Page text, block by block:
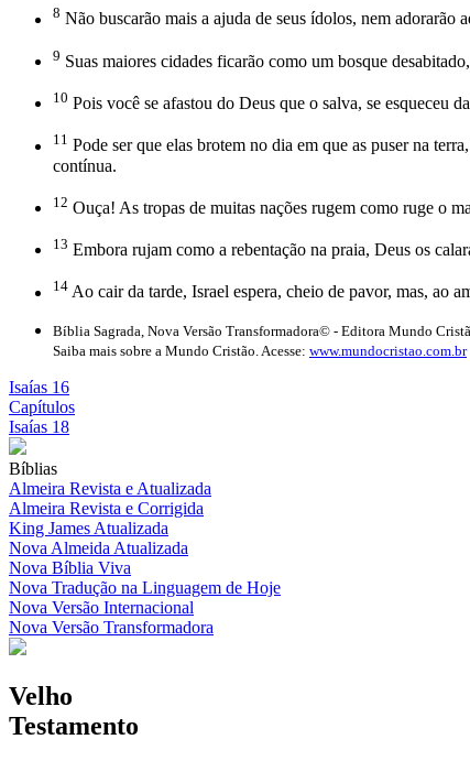
8 Não buscarão mais a ajuda de seus ídolos, nem adorarão
9 Suas maiores cidades ficarão como um bosque
10 Pois você se afastou do Deus que o salva, se esqueceu
11 Pode ser que elas brotem no dia em que as puser na
contínua.
12 Ouça! As tropas de muitas nações rugem como ruge o
13 Embora rujam como a rebentação na praia, Deus os
14 Ao cair da tarde, Israel espera, cheio de pavor, mas, ao
Bíblia Sagrada, Nova Versão Transformadora© - Editora Mundo
Saiba mais sobre a Mundo Cristão. Acesse: www.mundocristao.com.br
Isaías 16
Capítulos
Isaías 18
Bíblias
Almeira Revista e Atualizada
Almeira Revista e Corrigida
King James Atualizada
Nova Almeida Atualizada
Nova Bíblia Viva
Nova Tradução na Linguagem de Hoje
Nova Versão Internacional
Nova Versão Transformadora
Velho
Testamento